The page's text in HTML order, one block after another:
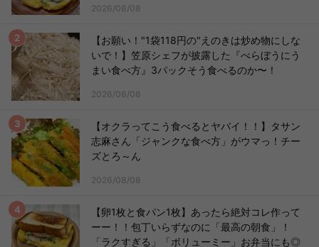
2026/08/08
【お願い！"1袋118円の"えのきは炒め物にしな
いで！】笠原シェフが披露した『べらぼうにう
まい食べ方』3パックそう食べるのか〜！
2026/08/08
【オクラってこう食べるとヤバイ！！】タサン
志麻さん「ジャンクな食べ方」がウマっ！チー
ズとろ～ん
2026/08/08
【卵1枚と食パン1枚】あったら絶対コレ作って
ーー！！包丁いらずなのに「最高の朝食」！
「ラクすぎる」「ボリューミー」お弁当にも◎